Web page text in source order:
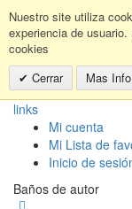
Nuestro site utiliza
experiencia de
cookies
Cerrar
Mas Info
links
Mi cuenta
Mi Lista de
Inicio de
Baños de autor